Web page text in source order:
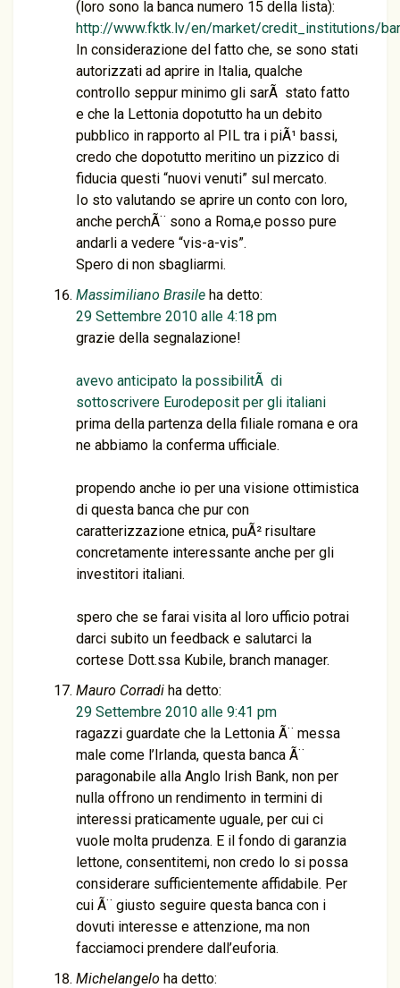
(loro sono la banca numero 15 della lista):
http://www.fktk.lv/en/market/credit_institutions/
In considerazione del fatto che, se sono stati
autorizzati ad aprire in Italia, qualche
controllo seppur minimo gli sarÃ stato fatto
e che la Lettonia dopotutto ha un debito
pubblico in rapporto al PIL tra i piÃ¹ bassi,
credo che dopotutto meritino un pizzico di
fiducia questi “nuovi venuti” sul mercato.
Io sto valutando se aprire un conto con loro,
anche perchÃ¨ sono a Roma,e posso pure
andarli a vedere “vis-a-vis”.
Spero di non sbagliarmi.
Massimiliano Brasile ha detto:
29 Settembre 2010 alle 4:18 pm
grazie della segnalazione!
avevo anticipato la possibilitÃ di
sottoscrivere Eurodeposit per gli italiani
prima della partenza della filiale romana e ora
ne abbiamo la conferma ufficiale.
propendo anche io per una visione ottimistica
di questa banca che pur con
caratterizzazione etnica, puÃ² risultare
concretamente interessante anche per gli
investitori italiani.
spero che se farai visita al loro ufficio potrai
darci subito un feedback e salutarci la
cortese Dott.ssa Kubile, branch manager.
Mauro Corradi ha detto:
29 Settembre 2010 alle 9:41 pm
ragazzi guardate che la Lettonia Ã¨ messa
male come l’Irlanda, questa banca Ã¨
paragonabile alla Anglo Irish Bank, non per
nulla offrono un rendimento in termini di
interessi praticamente uguale, per cui ci
vuole molta prudenza. E il fondo di garanzia
lettone, consentitemi, non credo lo si possa
considerare sufficientemente affidabile. Per
cui Ã¨ giusto seguire questa banca con i
dovuti interesse e attenzione, ma non
facciamoci prendere dall’euforia.
Michelangelo ha detto: